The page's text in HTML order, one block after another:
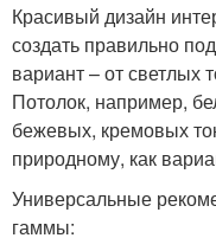
Красивый дизайн
создать правильно
вариант – от светлых
Потолок, например,
бежевых, кремовых
природному, как
Универсальные
гаммы: